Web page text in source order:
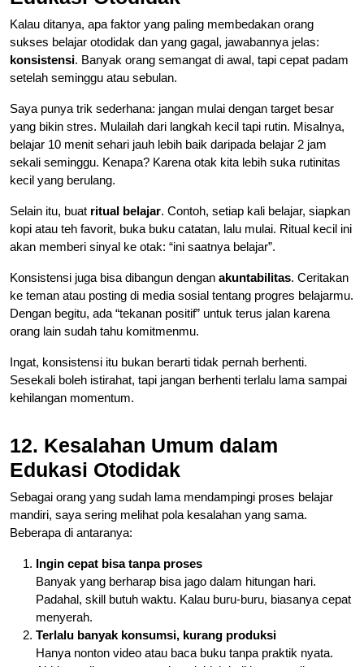
Kalau ditanya, apa faktor yang paling membedakan orang
sukses belajar otodidak dan yang gagal, jawabannya jelas:
konsistensi. Banyak orang semangat di awal, tapi cepat padam
setelah seminggu atau sebulan.
Saya punya trik sederhana: jangan mulai dengan target besar
yang bikin stres. Mulailah dari langkah kecil tapi rutin. Misalnya,
belajar 10 menit sehari jauh lebih baik daripada belajar 2 jam
sekali seminggu. Kenapa? Karena otak kita lebih suka rutinitas
kecil yang berulang.
Selain itu, buat ritual belajar. Contoh, setiap kali belajar, siapkan
kopi atau teh favorit, buka buku catatan, lalu mulai. Ritual kecil ini
akan memberi sinyal ke otak: “ini saatnya belajar”.
Konsistensi juga bisa dibangun dengan akuntabilitas. Ceritakan
ke teman atau posting di media sosial tentang progres belajarmu.
Dengan begitu, ada “tekanan positif” untuk terus jalan karena
orang lain sudah tahu komitmenmu.
Ingat, konsistensi itu bukan berarti tidak pernah berhenti.
Sesekali boleh istirahat, tapi jangan berhenti terlalu lama sampai
kehilangan momentum.
12. Kesalahan Umum dalam
Edukasi Otodidak
Sebagai orang yang sudah lama mendampingi proses belajar
mandiri, saya sering melihat pola kesalahan yang sama.
Beberapa di antaranya:
Ingin cepat bisa tanpa proses
Banyak yang berharap bisa jago dalam hitungan hari.
Padahal, skill butuh waktu. Kalau buru-buru, biasanya cepat
menyerah.
Terlalu banyak konsumsi, kurang produksi
Hanya nonton video atau baca buku tanpa praktik nyata.